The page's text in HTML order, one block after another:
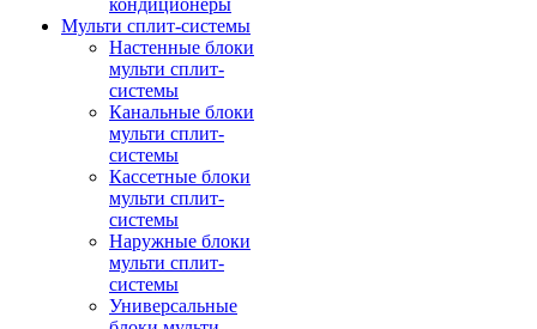
кондиционеры
Мульти сплит-системы
Настенные блоки
мульти сплит-
системы
Канальные блоки
мульти сплит-
системы
Кассетные блоки
мульти сплит-
системы
Наружные блоки
мульти сплит-
системы
Универсальные